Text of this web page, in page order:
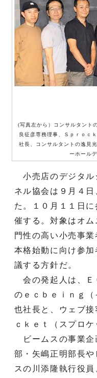
(写真左から）コンサルタント
良征彦専務理事、Ｓｐｒｏｃ
社長、コンサルタントの逸見
ーホール
小売店のデジタル
ネル協会は９月４
た。１０月１１日
催する。対象はオ
門性の高い小売事
本格始動に向け参
議する方針だ。
会の発起人は、Ｅ
のｅｃｂｅｉｎｇ
也社長と、ウェブ接
ｃｋｅｔ（スプロ
ビームスの事業企
部・矢嶋正明部長
スの川添隆執行役